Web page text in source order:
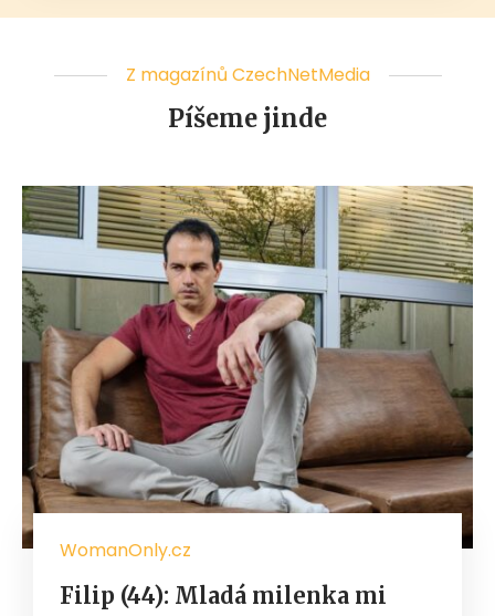
Z magazínů CzechNetMedia
Píšeme jinde
WomanOnly.cz
Filip (44): Mladá milenka mi